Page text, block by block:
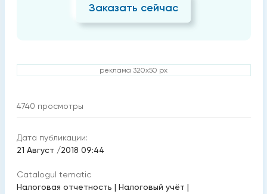
Заказать сейчас
реклама 320x50 px
4740 просмотры
Дата публикации:
21 Август /2018 09:44
Catalogul tematic
Налоговая отчетность | Налоговый учёт |